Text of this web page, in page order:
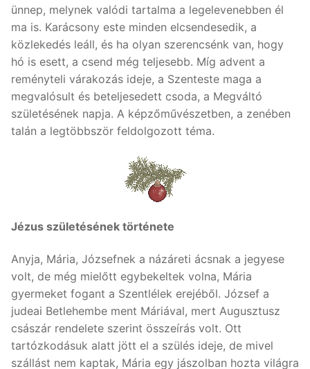
ünnep, melynek valódi tartalma a legelevenebben él
ma is. Karácsony este minden elcsendesedik, a
közlekedés leáll, és ha olyan szerencsénk van, hogy
hó is esett, a csend még teljesebb. Míg advent a
reményteli várakozás ideje, a Szenteste maga a
megvalósult és beteljesedett csoda, a Megváltó
születésének napja. A képzőművészetben, a zenében
talán a legtöbbször feldolgozott téma.
Jézus születésének története
Anyja, Mária, Józsefnek a názáreti ácsnak a jegyese
volt, de még mielőtt egybekeltek volna, Mária
gyermeket fogant a Szentlélek erejéből. József a
judeai Betlehembe ment Máriával, mert Augusztusz
császár rendelete szerint összeírás volt. Ott
tartózkodásuk alatt jött el a szülés ideje, de mivel
szállást nem kaptak, Mária egy jászolban hozta világra